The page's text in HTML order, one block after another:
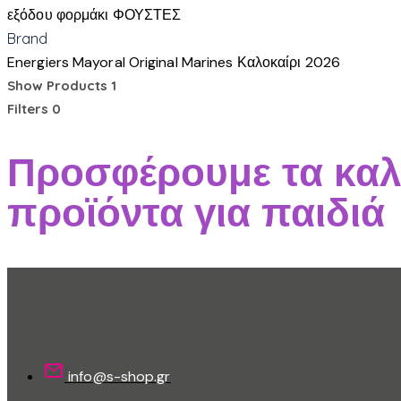
εξόδου φορμάκι ΦΟΥΣΤΕΣ
Brand
Energiers Mayoral Original Marines Καλοκαίρι 2026
Show Products 1
Filters 0
Προσφέρουμε τα
προϊόντα για παιδιά
info@s-shop.gr